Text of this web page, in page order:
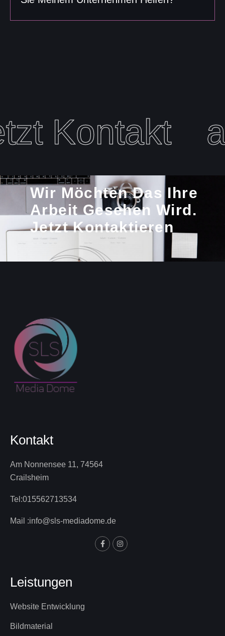
Kontakt
Wir Möchten Das Ihre
Arbeit Gesehen Wird.
Jetzt Kontaktieren
Kontakt
Am Nonnensee 11, 74564
Crailsheim
Tel:015562713534
Mail :info@sls-mediadome.de
Leistungen
Website Entwicklung
Bildmaterial